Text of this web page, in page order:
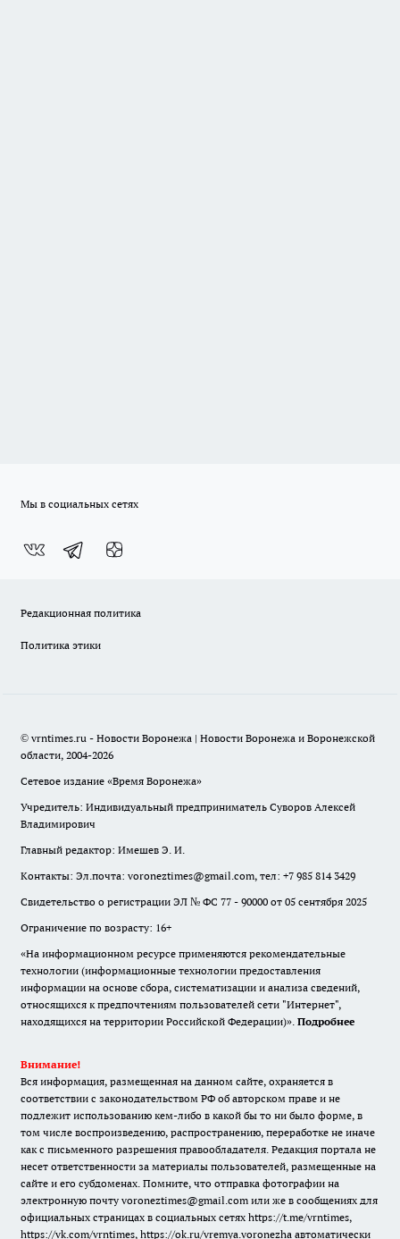
Мы в социальных сетях
Редакционная политика
Политика этики
© vrntimes.ru - Новости Воронежа | Новости Воронежа и Воронежской
области, 2004-2026
Сетевое издание «Время Воронежа»
Учредитель: Индивидуальный предприниматель Суворов Алексей
Владимирович
Главный редактор: Имешев Э. И.
Контакты: Эл.почта: voroneztimes@gmail.com, тел: +7 985 814 3429
Свидетельство о регистрации ЭЛ № ФС 77 - 90000 от 05 сентября 2025
Ограничение по возрасту: 16+
«На информационном ресурсе применяются рекомендательные
технологии (информационные технологии предоставления
информации на основе сбора, систематизации и анализа сведений,
относящихся к предпочтениям пользователей сети "Интернет",
находящихся на территории Российской Федерации)». Подробнее
Внимание!
Вся информация, размещенная на данном сайте, охраняется в
соответствии с законодательством РФ об авторском праве и не
подлежит использованию кем-либо в какой бы то ни было форме, в
том числе воспроизведению, распространению, переработке не иначе
как с письменного разрешения правообладателя. Редакция портала не
несет ответственности за материалы пользователей, размещенные на
сайте и его субдоменах. Помните, что отправка фотографии на
электронную почту voroneztimes@gmail.com или же в сообщениях для
официальных страницах в социальных сетях https://t.me/vrntimes,
https://vk.com/vrntimes, https://ok.ru/vremya.voronezha автоматически